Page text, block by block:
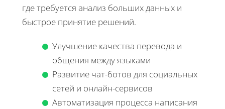
где требуется анализ больших данных и
быстрое принятие решений.
Улучшение качества перевода и
общения между языками
Развитие чат-ботов для социальных
сетей и онлайн-сервисов
Автоматизация процесса написания